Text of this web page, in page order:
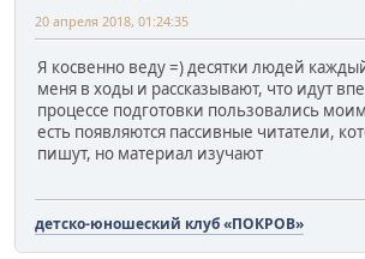
20 апреля 2018, 01:24:35
Я косвенно веду =) десятки людей
меня в ходы и рассказывают, что идут
процессе подготовки пользовались
есть появляются пассивные читатели,
пишут, но материал изучают
детско-юношеский клуб «ПОКРОВ»